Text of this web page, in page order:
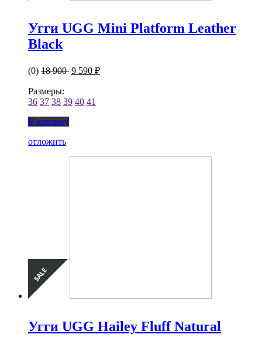
Угги UGG Mini Platform Leather
Black
(0) 18 900 9 590 ₽
Размеры:
36 37 38 39 40 41
В корзину
отложить
Угги UGG Hailey Fluff Natural